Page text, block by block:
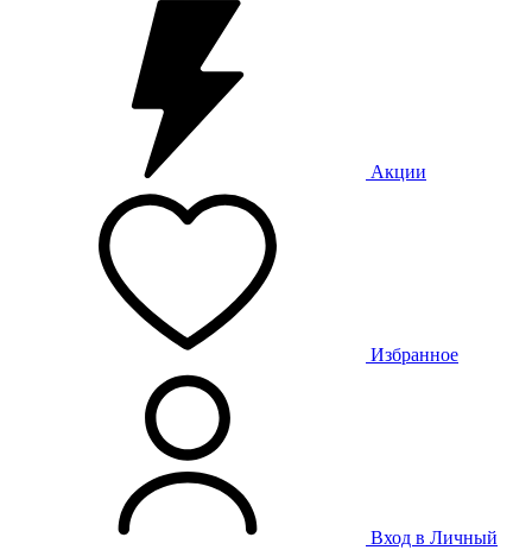
Акции
Избранное
Вход в Личный